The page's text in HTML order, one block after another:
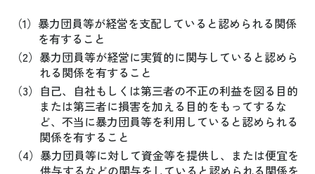
（1） 暴力団員等が経営を支配していると認められる関係
を有すること
（2） 暴力団員等が経営に実質的に関与していると認めら
れる関係を有すること
（3） 自己、自社もしくは第三者の不正の利益を図る目的
または第三者に損害を加える目的をもってするな
ど、不当に暴力団員等を利用していると認められる
関係を有すること
（4） 暴力団員等に対して資金等を提供し、または便宜を
供与するなどの関与をしていると認められる関係を